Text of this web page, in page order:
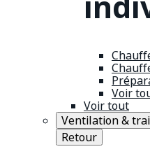
Voir
Voir tout
Ventilation &
Retour